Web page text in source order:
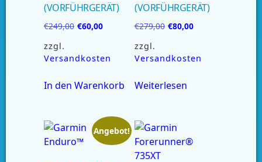
(VORFÜHRGERÄT)
€249,00 €60,00
zzgl.
Versandkosten
In den Warenkorb
(VORFÜHRGERÄT)
€279,00 €80,00
zzgl.
Versandkosten
Weiterlesen
Angebot!